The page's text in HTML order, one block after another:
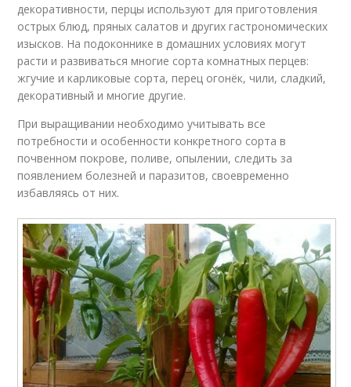
декоративности, перцы используют для приготовления
острых блюд, пряных салатов и других гастрономических
изысков. На подоконнике в домашних условиях могут
расти и развиваться многие сорта комнатных перцев:
жгучие и карликовые сорта, перец огонёк, чили, сладкий,
декоративный и многие другие.
При выращивании необходимо учитывать все
потребности и особенности конкретного сорта в
почвенном покрове, поливе, опылении, следить за
появлением болезней и паразитов, своевременно
избавляясь от них.